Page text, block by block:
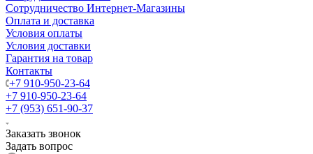
Сотрудничество Интернет-Магазины
Оплата и доставка
Условия оплаты
Условия доставки
Гарантия на товар
Контакты
+7 910-950-23-64
+7 910-950-23-64
+7 (953) 651-90-37
Заказать звонок
Задать вопрос